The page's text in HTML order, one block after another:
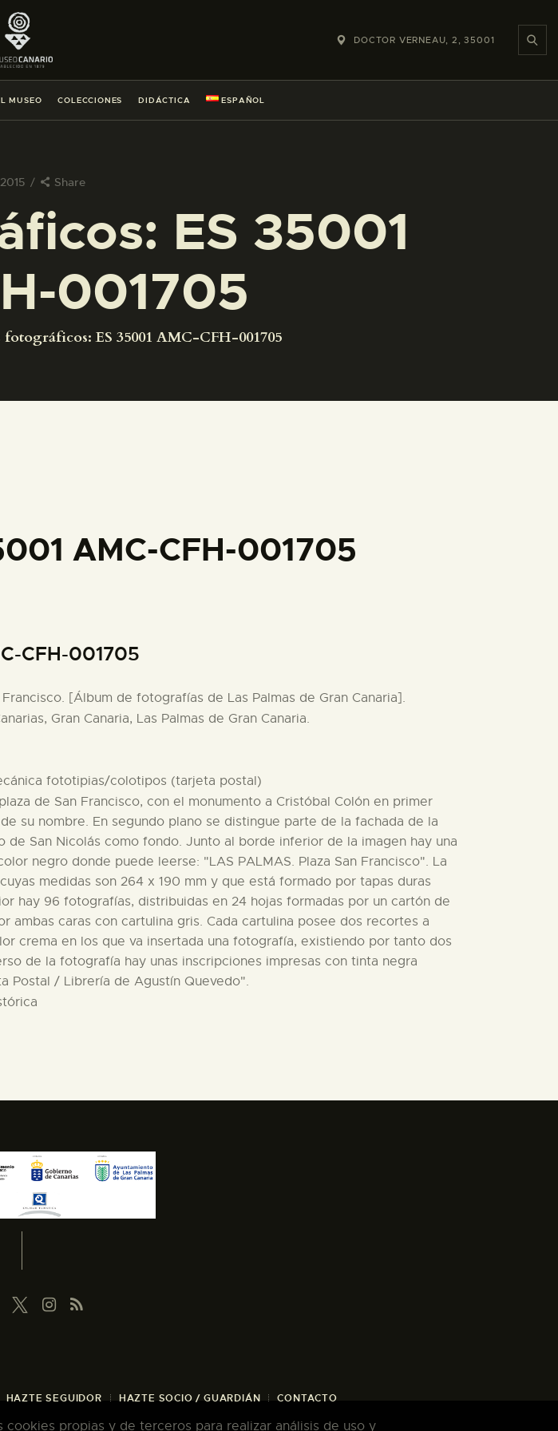
DOCTOR VERNEAU, 2, 35001
MUSEO COLECCIONES DIDÁCTICA ESPAÑOL
Share
ES 35001
001705
fotográficos: ES 35001 AMC-CFH-001705
AMC-CFH-001705
CFH-001705
Francisco. [Álbum de fotografías de Las Palmas de Gran Canaria].
Gran Canaria, Las Palmas de Gran Canaria.
fototipias/colotipos (tarjeta postal)
de San Francisco, con el monumento a Cristóbal Colón en primer
su nombre. En segundo plano se distingue parte de la fachada de la
de San Nicolás como fondo. Junto al borde inferior de la imagen hay una
negro donde puede leerse: "LAS PALMAS. Plaza San Francisco". La
medidas son 264 x 190 mm y que está formado por tapas duras
hay 96 fotografías, distribuidas en 24 hojas formadas por un cartón de
ambas caras con cartulina gris. Cada cartulina posee dos recortes a
crema en los que va insertada una fotografía, existiendo por tanto dos
de la fotografía hay unas inscripciones impresas con tinta negra
Postal / Librería de Agustín Quevedo".
HAZTE SEGUIDOR HAZTE SOCIO / GUARDIÁN CONTACTO
propias y de terceros para realizar análisis de uso y